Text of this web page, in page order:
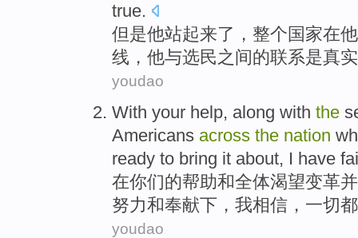
true.
但是他站起来了， 整个国家在他
线， 他与选民之间的联系是真实
youdao
With your help, along with the
Americans across the nation
ready to bring it about, I have
在你们的帮助和全体渴望变革并
努力和奉献下， 我相信 ， 一切
youdao